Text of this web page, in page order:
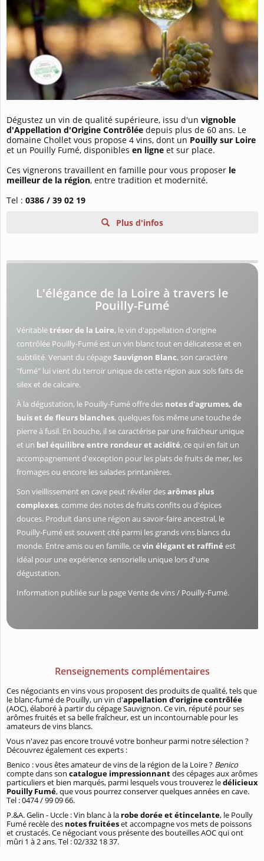
Dégustez un vin de qualité supérieure, issu d'un vignoble
d'Appellation d'Origine Contrôlée depuis plus de 60 ans. Le
domaine Chollet vous propose 4 vins, dont un Pouilly sur Loire
et un Pouilly Fumé, disponibles en ligne et sur place.
Ces vignerons travaillent en famille pour vous proposer le
meilleur de la région, entre tradition et modernité.
Tel : 0386 / 39 02 19
Plus d'infos
L'élégance de la Loire à travers le
Pouilly-Fumé
Véritabletrésor de la Loire, le vin d'appellation d'origine
contrôlée Pouilly-Fumé est un vin blanc tout en délicatesse et en
subtilité. Venant du cépageSauvignon Blanc, son caractère
"fumé" lui vient du terroir unique de cette région aux sols faits de
silex et de calcaire.
À la dégustation, le Pouilly-Fumé offre des notes d'agrumes, de
buis et de fleurs blanches, quelques fois même une touche de
pierre à fusil. En bouche, il se caractérise par une fraîcheur unique
et un bel équilibre entre rondeur et acidité, ce qui en fait un
accompagnement d'exception pour les plats de fruits de mer, les
fromages ou encore les salades printanières.
Son vieillissement en cave peut révéler desarômes plus
complexes, comme des notes de fruits confits ou d'épices
douces. Produit dans une région au savoir-faire ancestral, le
Pouilly-Fumé est souvent cité parmi les grands vins blancs du
monde. Entre amis ou en famille, cevin élégant et raffiné est
idéal pour une expérience sensorielle unique lors d'une
dégustation.
Information publiée sur la page Vente de vins / Pouilly-Fumé.
Renseignements complémentaires
Ces négociants en vins vous proposent des produits de qualité, tels que
le blanc-fumé de Pouilly, un vin d'appellation d'origine contrôlée
(AOC), élaboré à partir du cépage Sauvignon. Ce vin, réputé pour ses
arômes fruités et sa belle fraîcheur, est un incontournable pour les
amateurs de vins blancs.
Vous n'avez pas encore trouvé votre bonheur parmi notre sélection ?
Découvrez également ces experts :
Benico : vous êtes amateur de vins de la région de la Loire ? Benico
compte dans son catalogue impressionnantdes cépages aux arômes
particuliers et bien marqués, parmi lesquels vous trouverez ledélicieux
Pouilly Fumé, que vous pourrez conserver quelques années en cave.
Tel : 0474 / 99 09 66.
P.&A. Gelin - Uccle : Vin blanc à la robe dorée et étincelante, le Poully
Fumé recèle des notes fruitéeset accompagne vos mets de poissons
et crustacés. Ce négociant vous présente des bouteilles AOC qui ont
mûri 1 à 2 ans. Tel : 02/332 18 37.